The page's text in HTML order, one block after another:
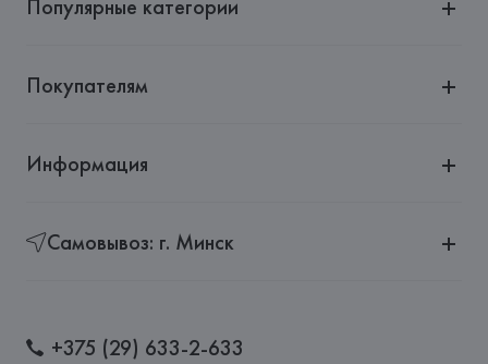
Популярные категории
Покупателям
Информация
Самовывоз: г. Минск
+375 (29) 633-2-633